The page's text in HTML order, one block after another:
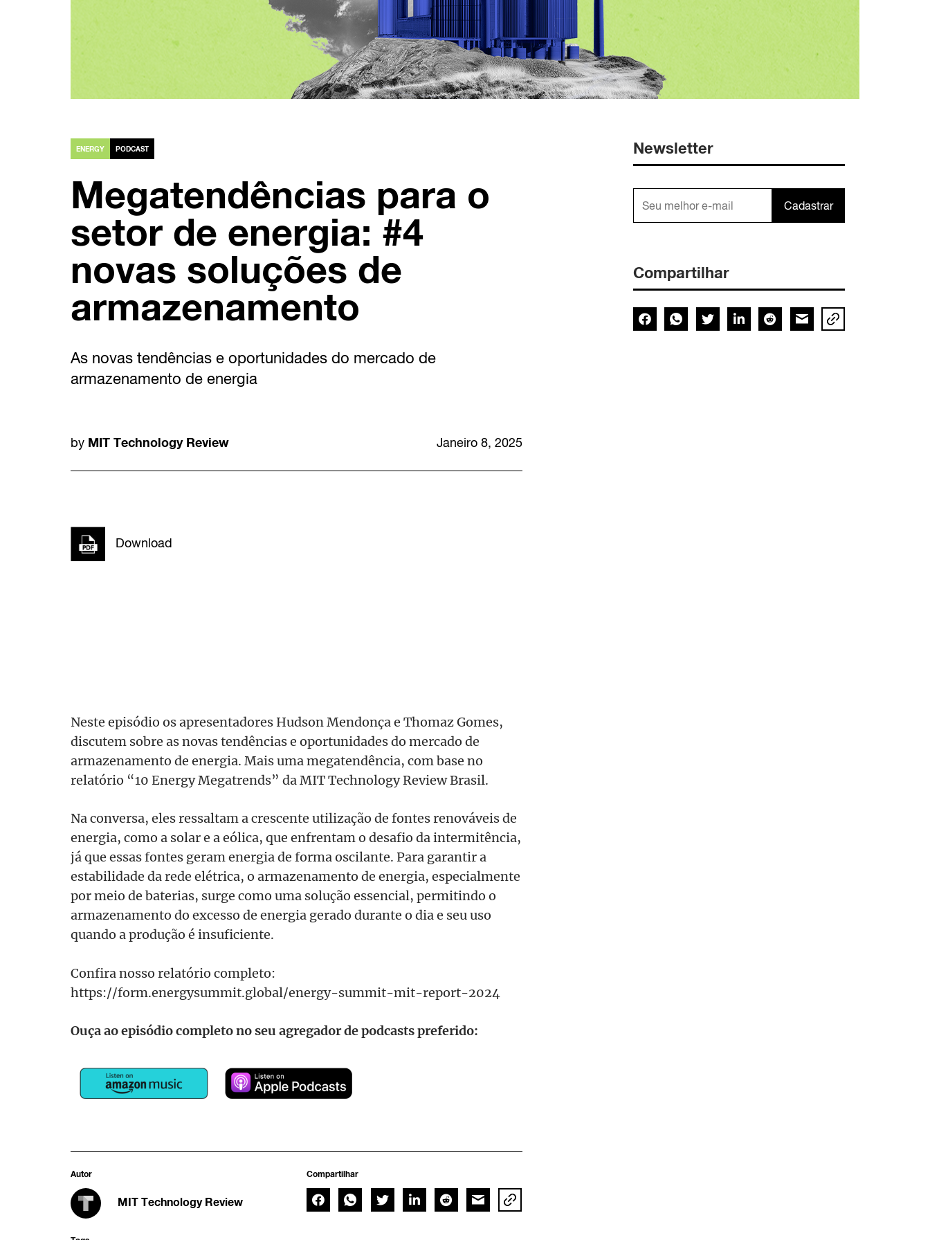
ENERGY PODCAST
Megatendências para o
setor de energia: #4
novas soluções de
armazenamento
As novas tendências e oportunidades do mercado de
armazenamento de energia
by MIT Technology Review Janeiro 8, 2025
Download
Neste episódio os apresentadores Hudson Mendonça e Thomaz Gomes,
discutem sobre as novas tendências e oportunidades do mercado de
armazenamento de energia. Mais uma megatendência, com base no
relatório “10 Energy Megatrends” da MIT Technology Review Brasil.
Na conversa, eles ressaltam a crescente utilização de fontes renováveis de
energia, como a solar e a eólica, que enfrentam o desafio da intermitência,
já que essas fontes geram energia de forma oscilante. Para garantir a
estabilidade da rede elétrica, o armazenamento de energia, especialmente
por meio de baterias, surge como uma solução essencial, permitindo o
armazenamento do excesso de energia gerado durante o dia e seu uso
quando a produção é insuficiente.
Confira nosso relatório completo:
https://form.energysummit.global/energy-summit-mit-report-2024
Ouça ao episódio completo no seu agregador de podcasts preferido:
Autor
MIT Technology Review
Compartilhar
Newsletter
Cadastrar
Compartilhar